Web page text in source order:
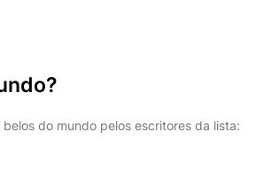
do mundo pelos escritores da lista: